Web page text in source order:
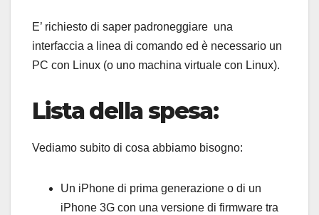
E’ richiesto di saper padroneggiare una
interfaccia a linea di comando ed è necessario un
PC con Linux (o uno machina virtuale con Linux).
Lista della spesa:
Vediamo subito di cosa abbiamo bisogno:
Un iPhone di prima generazione o di un
iPhone 3G con una versione di firmware tra